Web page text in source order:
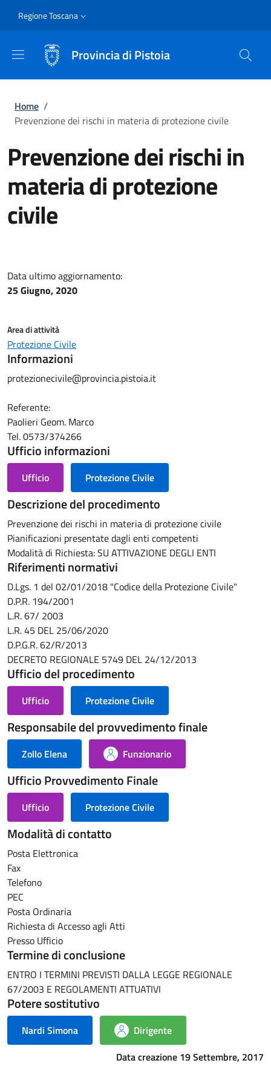
Slim
Regione Toscana
Provincia di Pistoia
Briciole di pane
Home /
Prevenzione dei rischi in materia di protezione civile
Prevenzione dei rischi in
materia di protezione
civile
Data ultimo aggiornamento:
25 Giugno, 2020
Area di attività
Protezione Civile
Informazioni
protezionecivile@provincia.pistoia.it
Referente:
Paolieri Geom. Marco
Tel. 0573/374266
Ufficio informazioni
Ufficio Protezione Civile
Descrizione del procedimento
Prevenzione dei rischi in materia di protezione civile
Pianificazioni presentate dagli enti competenti
Modalità di Richiesta: SU ATTIVAZIONE DEGLI ENTI
Riferimenti normativi
D.Lgs. 1 del 02/01/2018 "Codice della Protezione Civile"
D.P.R. 194/2001
L.R. 67/ 2003
L.R. 45 DEL 25/06/2020
D.P.G.R. 62/R/2013
DECRETO REGIONALE 5749 DEL 24/12/2013
Ufficio del procedimento
Ufficio Protezione Civile
Responsabile del provvedimento finale
Zollo Elena Funzionario
Ufficio Provvedimento Finale
Ufficio Protezione Civile
Modalità di contatto
Posta Elettronica
Fax
Telefono
PEC
Posta Ordinaria
Richiesta di Accesso agli Atti
Presso Ufficio
Termine di conclusione
ENTRO I TERMINI PREVISTI DALLA LEGGE REGIONALE
67/2003 E REGOLAMENTI ATTUATIVI
Potere sostitutivo
Nardi Simona
Dirigente
Data creazione 19 Settembre, 2017